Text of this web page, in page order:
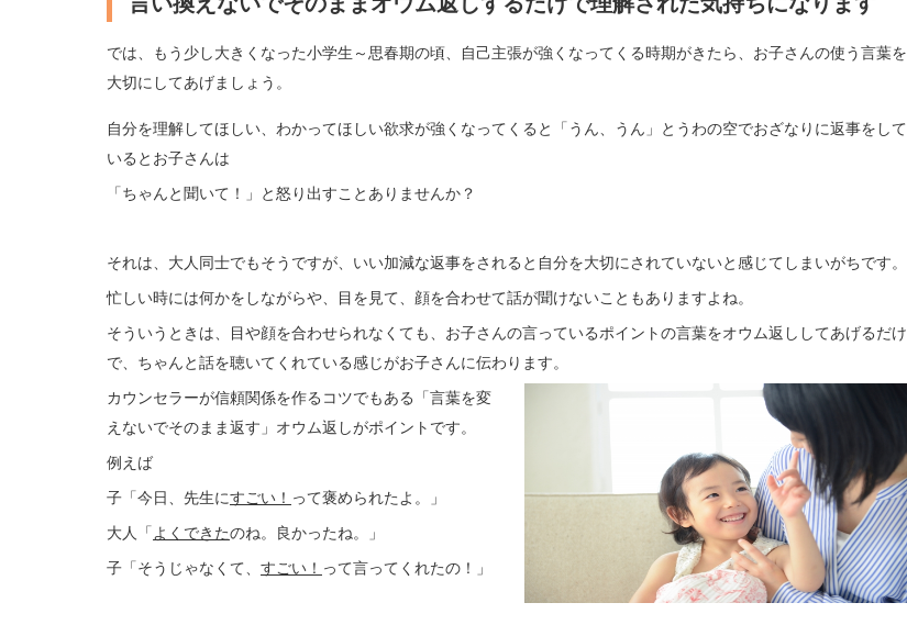
では、もう少し大きくなった小学生～思春期の頃、自己主張が強くなってくる時期がきたら、お子さんの使う言葉を
大切にしてあげましょう。
自分を理解してほしい、わかってほしい欲求が強くなってくると「うん、うん」とうわの空でおざなりに返事をして
いるとお子さんは
「ちゃんと聞いて！」と怒り出すことありませんか？
それは、大人同士でもそうですが、いい加減な返事をされると自分を大切にされていないと感じてしまいがちです。
忙しい時には何かをしながらや、目を見て、顔を合わせて話が聞けないこともありますよね。
そういうときは、目や顔を合わせられなくても、お子さんの言っているポイントの言葉をオウム返ししてあげるだけ
で、ちゃんと話を聴いてくれている感じがお子さんに伝わります。
カウンセラーが信頼関係を作るコツでもある「言葉を変
えないでそのまま返す」オウム返しがポイントです。
例えば
子「今日、先生にすごい！ って褒められたよ。」
大人「 よくできたのね。良かったね。」
子「そうじゃなくて、 すごい！ って言ってくれたの！」